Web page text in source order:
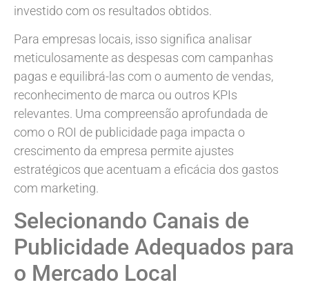
investido com os resultados obtidos.
Para empresas locais, isso significa analisar
meticulosamente as despesas com campanhas
pagas e equilibrá-las com o aumento de vendas,
reconhecimento de marca ou outros KPIs
relevantes. Uma compreensão aprofundada de
como o ROI de publicidade paga impacta o
crescimento da empresa permite ajustes
estratégicos que acentuam a eficácia dos gastos
com marketing.
Selecionando Canais de
Publicidade Adequados para
o Mercado Local